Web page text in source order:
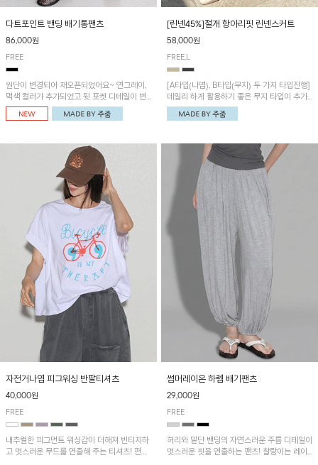
다트포인트 밴딩 배기통팬츠
86,000원
FREE
원단이 변경되어 재오픈되었어요~ 연그레이,
먹색 컬러가 추가되었고 뒷 포켓 디테일이 변
경되었습니다~가볍고 시원하게 착용되는 배
기통팬츠! 허리밴딩과 여유로운 통으로 편안해
[린넨45%]절개 항아리핏 린넨스커트
58,000원
FREE,L
[A타입(나염), B타입(무지) 두 가지 타입진행]
데일리 하게 활용하기 좋은 무지 타입이 추가
되었어요~ 볼륨감 있는 항아리핏 실루엣이 유
니크하며 포켓디테일이 POINT!
자전거나염 피그워싱 반팔티셔츠
40,000원
FREE
내추럴한 피그먼트 워싱감이 더해져 빈티지하
고 멋스러운 무드를 연출해 주는 티셔츠! 편안
썸머레이온 하렘 배기팬츠
29,000원
FREE
허리와 밑단 밴딩의 자연스러운 주름 디테일이
멋스러운 핏을 연출하는 팬츠! 찰랑이는 레이